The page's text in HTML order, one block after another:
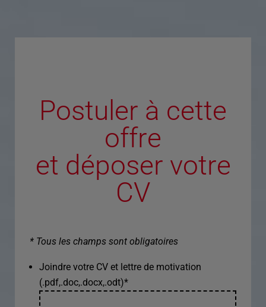
Postuler à cette
offre
et déposer votre
CV
* Tous les champs sont obligatoires
Joindre votre CV et lettre de motivation
(.pdf,.doc,.docx,.odt)*